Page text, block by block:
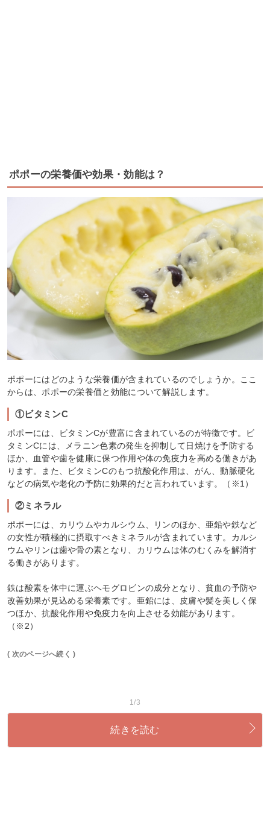
ポポーの栄養価や効果・効能は？
ポポーにはどのような栄養価が含まれているのでしょうか。ここ
からは、ポポーの栄養価と効能について解説します。
①ビタミンC
ポポーには、ビタミンCが豊富に含まれているのが特徴です。ビ
タミンCには、メラニン色素の発生を抑制して日焼けを予防する
ほか、血管や歯を健康に保つ作用や体の免疫力を高める働きがあ
ります。また、ビタミンCのもつ抗酸化作用は、がん、動脈硬化
などの病気や老化の予防に効果的だと言われています。（※1）
②ミネラル
ポポーには、カリウムやカルシウム、リンのほか、亜鉛や鉄など
の女性が積極的に摂取すべきミネラルが含まれています。カルシ
ウムやリンは歯や骨の素となり、カリウムは体のむくみを解消す
る働きがあります。
鉄は酸素を体中に運ぶヘモグロビンの成分となり、貧血の予防や
改善効果が見込める栄養素です。亜鉛には、皮膚や髪を美しく保
つほか、抗酸化作用や免疫力を向上させる効能があります。
（※2）
( 次のページへ続く )
1/3
続きを読む